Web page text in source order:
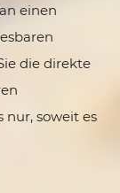
einen
die direkte
nur, soweit es